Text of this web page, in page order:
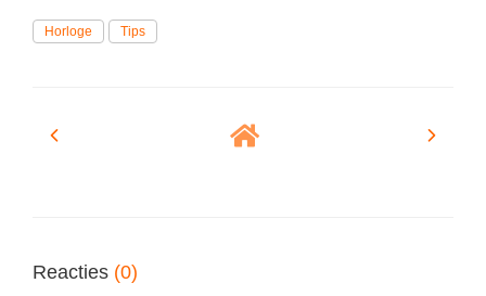
Ruimte
Spelletjes
Montessori onderwijs
Studieschuld & Hypotheek
Horloge Tips
Reacties (0)